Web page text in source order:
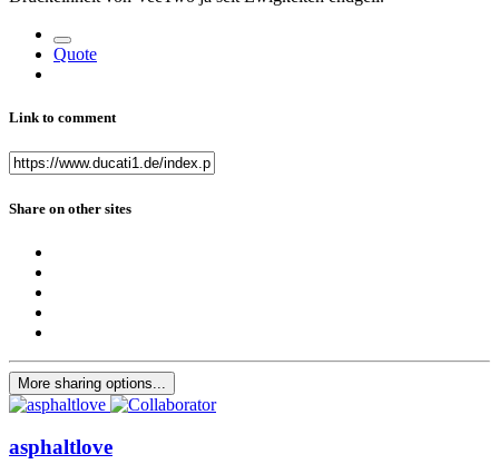
Quote
Link to comment
Share on other sites
More sharing options...
asphaltlove